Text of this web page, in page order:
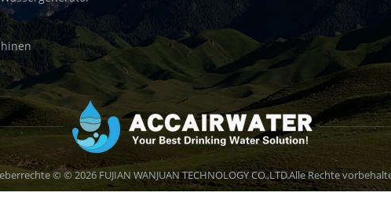
© © 2026 FUJIAN WANJUAN TECHNOLOGY CO.,LTD.Alle Rechte